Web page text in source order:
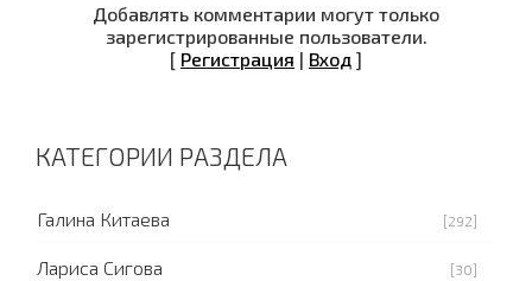
Добавлять комментарии могут только
зарегистрированные пользователи.
[ Регистрация | Вход ]
КАТЕГОРИИ РАЗДЕЛА
Галина Китаева [292]
Лариса Сигова [30]